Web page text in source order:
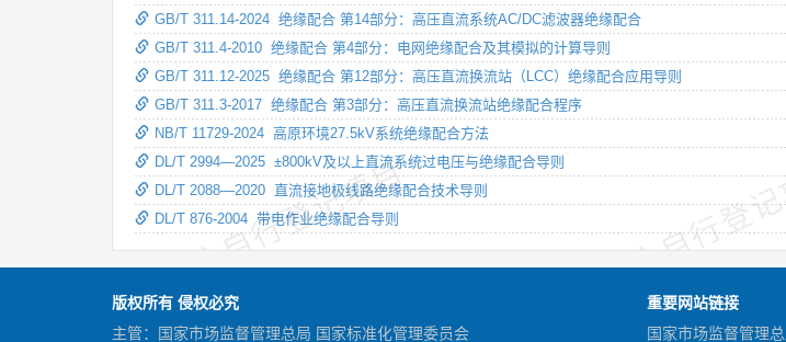
技术委员会自行登记项目 技术委员会自行
GB/T 311.14-2024 绝缘配合 第14部分：高压直流系统AC/DC滤波器绝缘配合
GB/T 311.4-2010 绝缘配合 第4部分：电网绝缘配合及其模拟的计算导则
GB/T 311.12-2025 绝缘配合 第12部分：高压直流换流站（LCC）绝缘配合应用导则
GB/T 311.3-2017 绝缘配合 第3部分：高压直流换流站绝缘配合程序
NB/T 11729-2024 高原环境27.5kV系统绝缘配合方法
DL/T 2994—2025 ±800kV及以上直流系统过电压与绝缘配合导则
DL/T 2088—2020 直流接地极线路绝缘配合技术导则
DL/T 876-2004 带电作业绝缘配合导则
版权所有 侵权必究
主管：国家市场监督管理总局 国家标准化管理委员会
重要网站链接
国家市场监督管理